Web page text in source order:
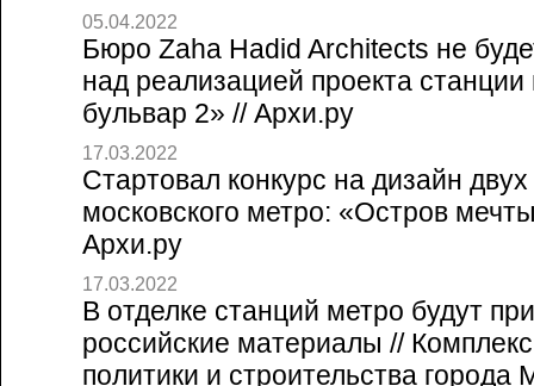
05.04.2022
Бюро Zaha Hadid Architects не
над реализацией проекта
бульвар 2» // Архи.ру
17.03.2022
Стартовал конкурс на дизайн
московского метро: «Остров
Архи.ру
17.03.2022
В отделке станций метро будут
российские материалы //
политики и строительства